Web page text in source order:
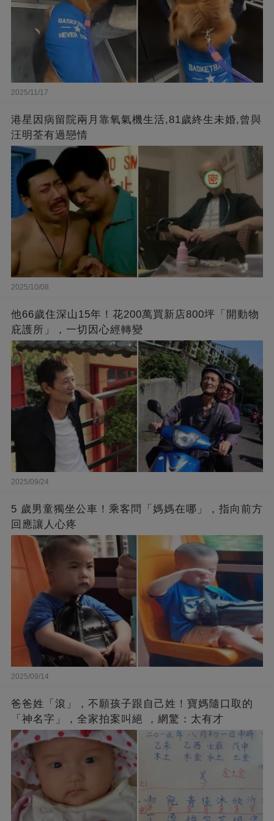
2025/11/17
港星因病留院兩月靠氧氣機生活,81歲終生未婚,曾與
汪明荃有過戀情
2025/10/08
他66歲住深山15年！花200萬買新店800坪「開動物
庇護所」，一切因心經轉變
2025/09/24
5 歲男童獨坐公車！乘客問「媽媽在哪」，指向前方
回應讓人心疼
2025/09/14
爸爸姓「滾」，不願孩子跟自己姓！寶媽隨口取的
「神名字」，全家拍案叫絕 ，網驚：太有才